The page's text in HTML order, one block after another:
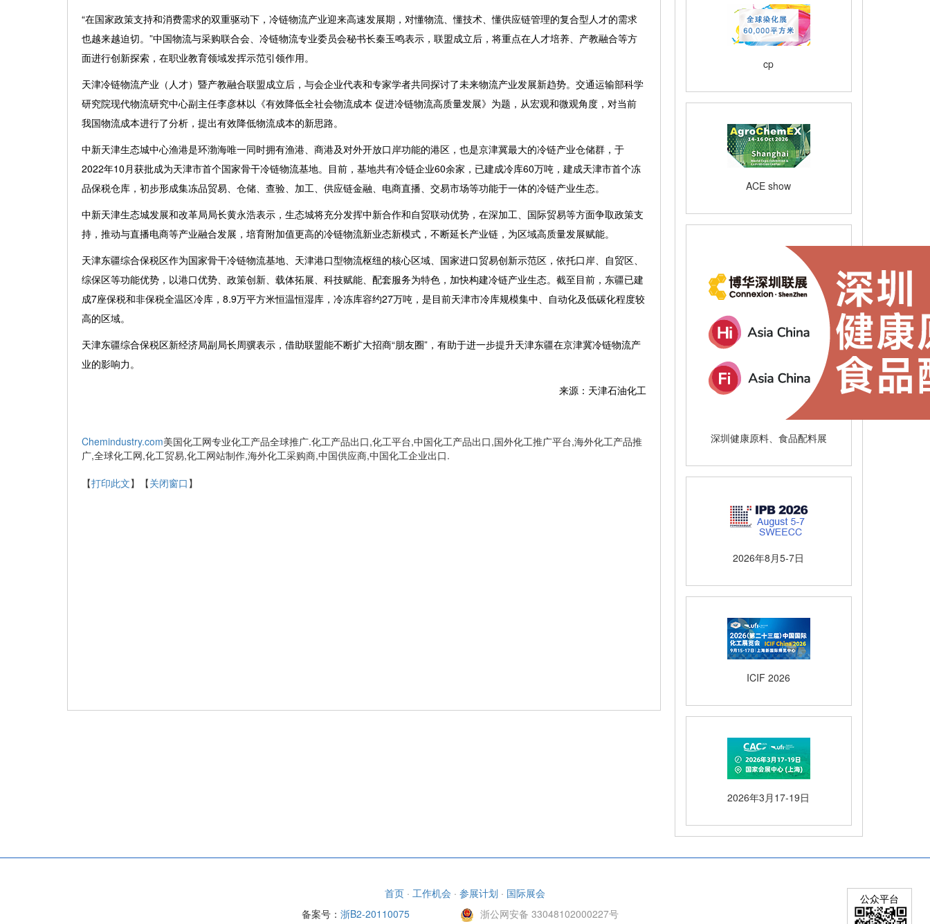
“在国家政策支持和消费需求的双重驱动下，冷链物流产业迎来高速发展期，对懂物流、懂技术、懂供应链管理的复合型人才的需求
也越来越迫切。”中国物流与采购联合会、冷链物流专业委员会秘书长秦玉鸣表示，联盟成立后，将重点在人才培养、产教融合等方
面进行创新探索，在职业教育领域发挥示范引领作用。
天津冷链物流产业（人才）暨产教融合联盟成立后，与会企业代表和专家学者共同探讨了未来物流产业发展新趋势。交通运输部科学
研究院现代物流研究中心副主任李彦林以《有效降低全社会物流成本 促进冷链物流高质量发展》为题，从宏观和微观角度，对当前
我国物流成本进行了分析，提出有效降低物流成本的新思路。
中新天津生态城中心渔港是环渤海唯一同时拥有渔港、商港及对外开放口岸功能的港区，也是京津冀最大的冷链产业仓储群，于
2022年10月获批成为天津市首个国家骨干冷链物流基地。目前，基地共有冷链企业60余家，已建成冷库60万吨，建成天津市首个冻
品保税仓库，初步形成集冻品贸易、仓储、查验、加工、供应链金融、电商直播、交易市场等功能于一体的冷链产业生态。
中新天津生态城发展和改革局局长黄永浩表示，生态城将充分发挥中新合作和自贸联动优势，在深加工、国际贸易等方面争取政策支
持，推动与直播电商等产业融合发展，培育附加值更高的冷链物流新业态新模式，不断延长产业链，为区域高质量发展赋能。
天津东疆综合保税区作为国家骨干冷链物流基地、天津港口型物流枢纽的核心区域、国家进口贸易创新示范区，依托口岸、自贸区、
综保区等功能优势，以港口优势、政策创新、载体拓展、科技赋能、配套服务为特色，加快构建冷链产业生态。截至目前，东疆已建
成7座保税和非保税全温区冷库，8.9万平方米恒温恒湿库，冷冻库容约27万吨，是目前天津市冷库规模集中、自动化及低碳化程度较
高的区域。
天津东疆综合保税区新经济局副局长周骥表示，借助联盟能不断扩大招商“朋友圈”，有助于进一步提升天津东疆在京津冀冷链物流产
业的影响力。
来源：天津石油化工
Chemindustry.com美国化工网专业化工产品全球推广.化工产品出口,化工平台,中国化工产品出口,国外化工推广平台,海外化工产品推
广,全球化工网,化工贸易,化工网站制作,海外化工采购商,中国供应商,中国化工企业出口.
【打印此文】【关闭窗口 】
cp
ACE show
深圳健康原料、食品配料展
2026年8月5-7日
ICIF 2026
2026年3月17-19日
首页 · 工作机会 · 参展计划 · 国际展会
备案号： 浙B2-20110075 浙公网安备 33048102000227号
公众平台